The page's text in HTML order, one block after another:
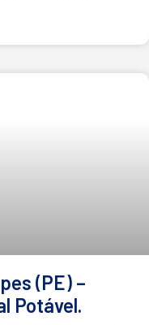
(PE) –
Potável.